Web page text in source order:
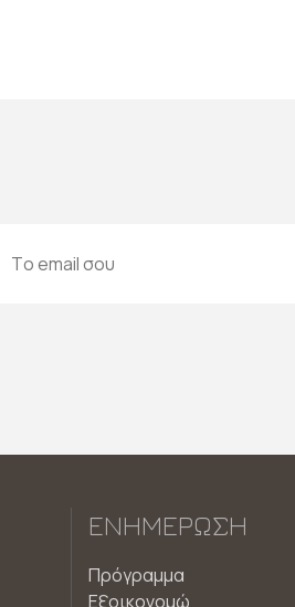
ΕΝΗΜΈΡΩΣΗ
Πρόγραμμα
Εξοικονομώ